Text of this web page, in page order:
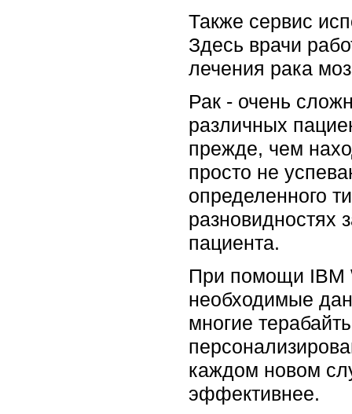
Также сервис
Здесь врачи
лечения рака
Рак - очень
различных
прежде, чем
просто не
определенного
разновидностях
пациента.
При помощи IBM
необходимые
многие
каждом новом
эффективнее.